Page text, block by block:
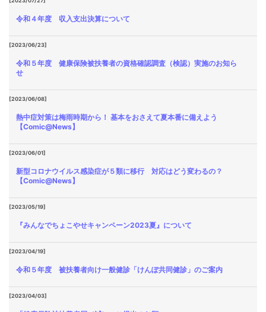
令和４年度 収入支出決算について
[2023/06/23]
令和５年度 健康保険被扶養者の資格確認調査（検認）実施のお知ら
せ
[2023/06/08]
熱中症対策は梅雨時期から！ 基本をおさえて夏本番に備えよう
【Comic@News】
[2023/06/01]
新型コロナウイルス感染症が５類に移行 対応はどう変わるの？
【Comic@News】
[2023/05/19]
『みんなでちょこやせキャンペーン2023夏』について
[2023/04/19]
令和５年度 被扶養者向け一般健診「けんぽ共同健診」のご案内
[2023/04/03]